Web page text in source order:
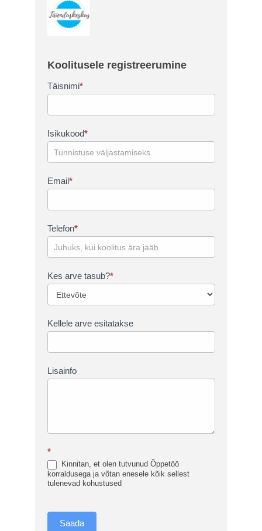
registreerumine
est
Koolitusele registreerumine
Täisnimi*
Isikukood*
Email*
Telefon*
Kes arve tasub?*
Kellele arve esitatakse
Lisainfo
*
Kinnitan, et olen tutvunud Õppetöö
korraldusega ja võtan enesele kõik sellest
tulenevad kohustused
Saada